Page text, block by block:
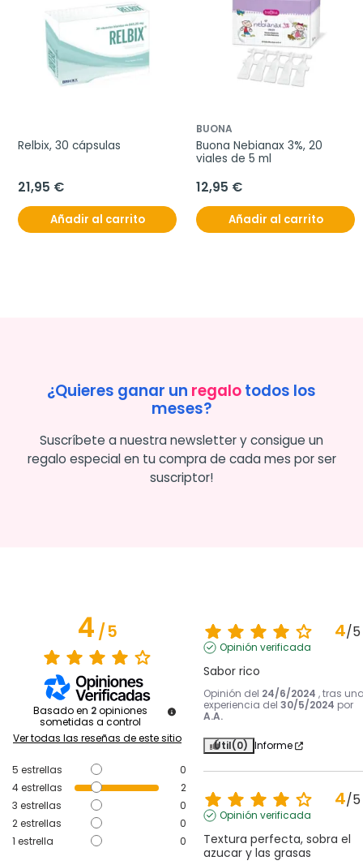
Relbix, 30 cápsulas
21,95 €
Añadir al carrito
BUONA
Buona Nebianax 3%, 20
viales de 5 ml
12,95 €
Añadir al carrito
¿Quieres ganar un regalotodos los
meses?
Suscríbete a nuestra newsletter y consigue un
regalo especial en tu compra de cada mes por ser
suscriptor!
4/5
Basado en 2 opiniones
sometidas a control
Ver todas las reseñas de este sitio
5 estrellas
0
4estrellas
2
3 estrellas
0
2estrellas
0
1 estrella 0
4/5
Opinión verificada
Sabor rico
Opinión del 24/6/2024 , tras
experiencia del 30/5/2024 por
A.A.
Útil(0) Informe
4/5
Opinión verificada
Textura perfecta, sobra el
azucar y las grasas